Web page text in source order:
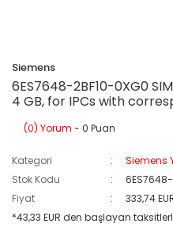
Siemens
6ES7648-2BF10-0XG0
4 GB, for IPCs with
(0) Yorum - 0 Puan
Kategori
Siemens
Stok Kodu
Fiyat
333,74
*43,33 EUR den başlayan